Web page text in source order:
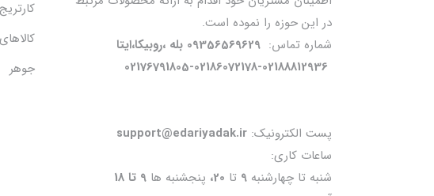
در این حوزه را نموده است.
شماره تماس:09356569629 بله ،روبیکا،ایتا
02176791805-02186072178-02188812936
پست الکترونیک: support@edariyadak.ir
ساعات کاری:
شنبه تا چهارشنبه9 تا 20، پنجشنبه ها 9 تا 18
جوهر